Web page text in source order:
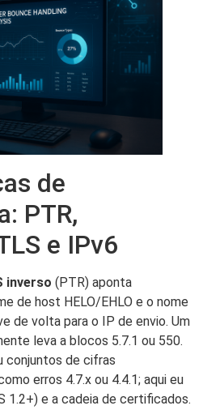
de
PTR,
e IPv6
inverso (PTR) aponta
de host HELO/EHLO e o nome
de volta para o IP de envio. Um
leva a blocos 5.7.1 ou 550.
conjuntos de cifras
erros 4.7.x ou 4.4.1; aqui eu
e a cadeia de certificados.